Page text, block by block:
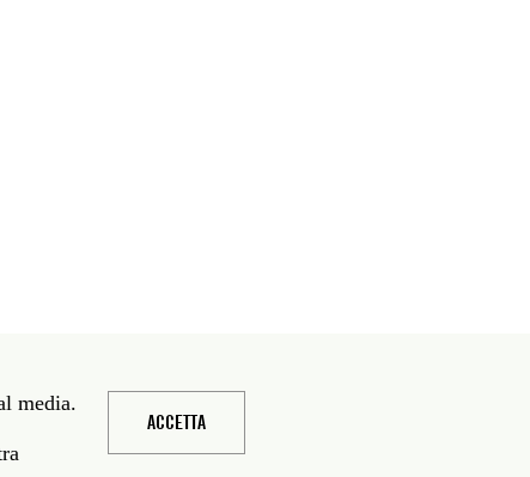
media.
ACCETTA